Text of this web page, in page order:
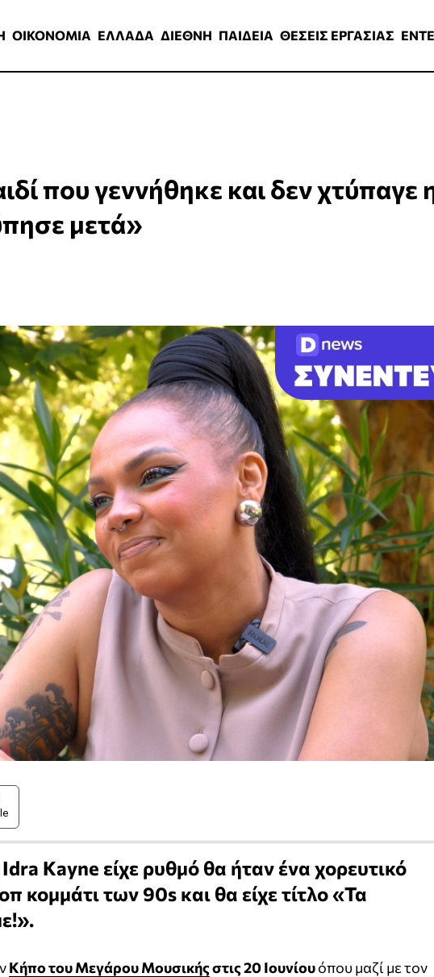
ΟΙΚΟΝΟΜΙΑ ΕΛΛΑΔΑ ΔΙΕΘΝΗ ΠΑΙΔΕΙΑ ΘΕΣΕΙΣ ΕΡΓΑΣΙΑΣ
που γεννήθηκε και δεν χτύπαγε
μετά»
Kayne είχε ρυθμό θα ήταν ένα χορευτικό
κομμάτι των 90s και θα είχε τίτλο «Τα
Κήπο του Μεγάρου Μουσικήςστις 20 Ιουνίουόπου μαζί με τον